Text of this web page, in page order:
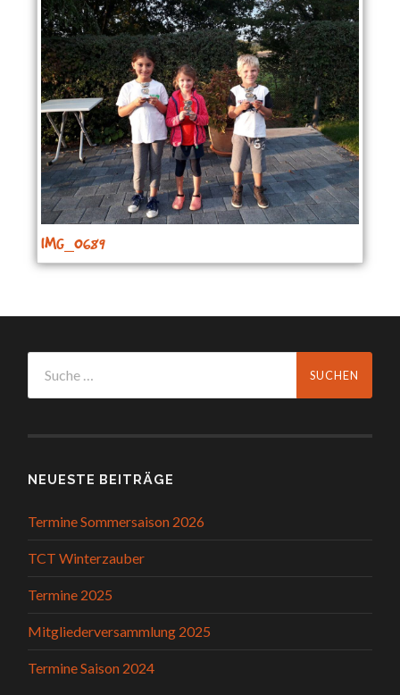
IMG_0689
NEUESTE BEITRÄGE
Termine Sommersaison 2026
TCT Winterzauber
Termine 2025
Mitgliederversammlung 2025
Termine Saison 2024